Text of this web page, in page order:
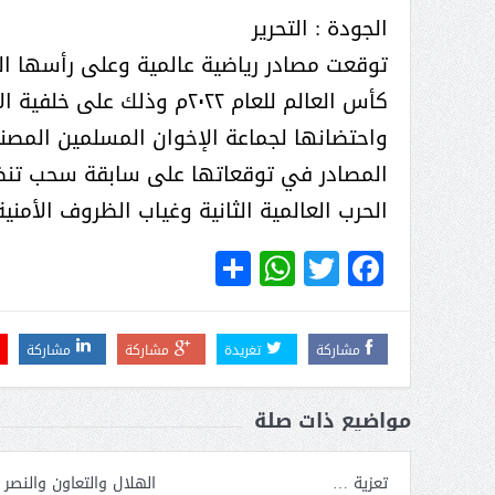
الجودة : التحرير
توقعت مصادر رياضية عالمية وعلى رأسها
كأس العالم للعام ٢٠٢٢م
واحتضانها لجماعة الإخوان المسلمين
الحرب العالمية الثانية وغياب الظروف
Facebook
Twitter
WhatsApp
مشاركة تغريدة مشاركة مشاركة
مواضيع ذات صلة
تعزية … الهلال والتعاون
بمواصفات إنسانية نادرة
بمشاركة صاحبة السمو الملكي
الاميره نجود بنت هذلول بن
الثقافة في واحة الإبداع